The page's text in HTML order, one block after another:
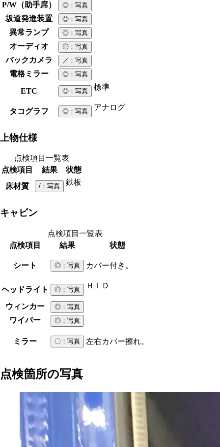
P/W（助手席） ◎ ：写真
坂道発進装置 ◎ ：写真
異常ランプ ◎ ：写真
オーディオ ◎ ：写真
バックカメラ ／ ：写真
電格ミラー ◎ ：写真
ETC ◎ ：写真 標準
タコグラフ ◎ ：写真 アナログ
上物仕様
点検項目一覧表
点検項目
結果
状態
床材質
/ ：写真 鉄板
キャビン
点検項目一覧表
点検項目
結果 状態
シート ◎ ：写真 カバー付き。
ヘッドライト ◎ ：写真 ＨＩＤ
ウィンカー ◎ ：写真
ワイパー ◎ ：写真
ミラー 〇 ：写真 左右カバー擦れ。
点検箇所の写真